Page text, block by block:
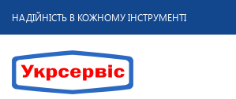
НАДІЙНІСТЬ В КОЖНОМУ ІНСТРУМЕНТІ